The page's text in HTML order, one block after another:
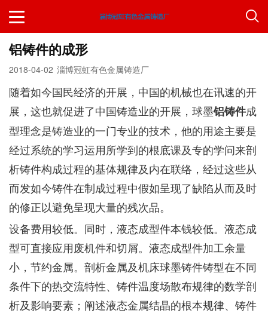
铝铸件的成形
2018-04-02 淄博冠虹有色金属铸造厂
随着如今国民经济的开展，中国的机械也在讯速的开
展，这也就促进了中国铸造业的开展，球墨铝铸件成
型理念是铸造业的一门专业的技术，他的用途主要是
经过系统的学习运用所学到的根底课及专的学问来剖
析铸件构成过程的基体规律及内在联络，经过这些从
而发如今铸件在制成过程中假如呈现了缺陷从而及时
的修正以避免呈现大量的残次品。
设备费用较低。同时，液态成型件本钱较低。液态成
型可直接应用废机件和切屑。液态成型件加工余量
小，节约金属。剖析金属及机床球墨铸件铸型在不同
条件下的热交流特性、铸件温度场散布规律的数学剖
析及影响要素；阐述液态金属结晶的根本规律、铸件